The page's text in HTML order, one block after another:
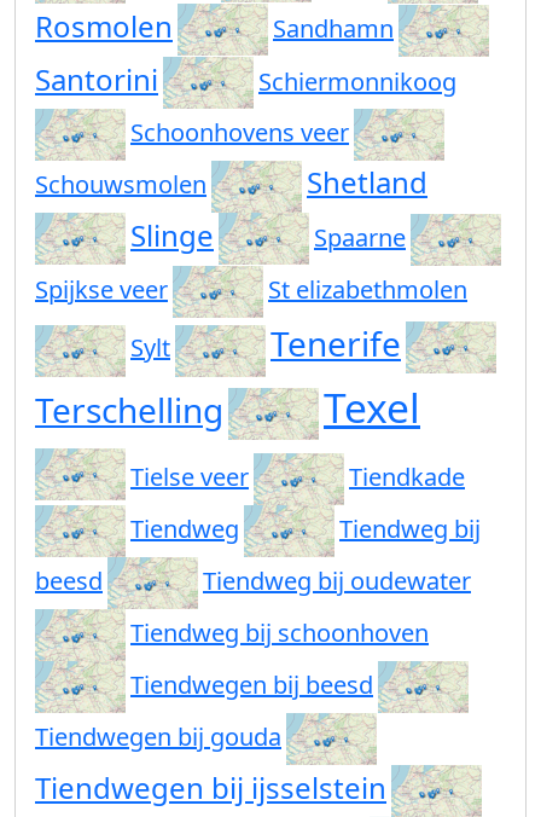
Rosmolen Sandhamn
Santorini
Schiermonnikoog
Schoonhovens veer
Schouwsmolen
Shetland
Slinge
Spaarne
Spijkse veer
St elizabethmolen
Sylt
Tenerife
Terschelling
Texel
Tielse veer
Tiendkade
Tiendweg
Tiendweg bij
beesd
Tiendweg bij oudewater
Tiendweg bij schoonhoven
Tiendwegen bij beesd
Tiendwegen bij gouda
Tiendwegen bij ijsselstein